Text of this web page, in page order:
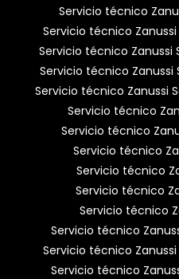
Servicio técnico
Servicio técnico
Servicio técnico Zanussi
Servicio técnico Zanussi
Servicio técnico Zanussi
Servicio técnico
Servicio técnico
Servicio técnico
Servicio técnico
Servicio técnico
Servicio técnico
Servicio técnico
Servicio técnico
Servicio técnico